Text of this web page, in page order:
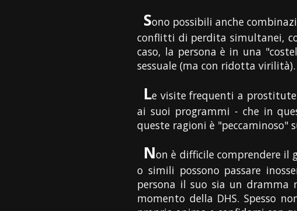
Sono possibili anche
conflitti di perdita simultanei,
caso, la persona è in una
sessuale (ma con ridotta virilità).
Le visite frequenti a prostitute
ai suoi programmi - che in
queste ragioni è "peccaminoso"
Non è difficile comprendere
o simili possono passare
persona il suo sia un dramma
momento della DHS. Spesso